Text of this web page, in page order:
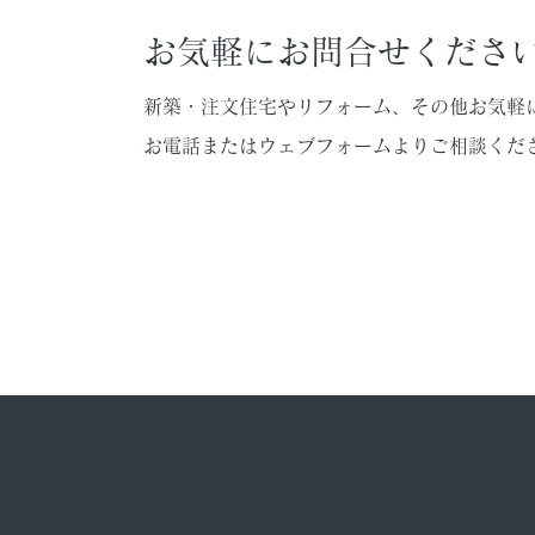
お気軽にお問合せくださ
新築・注文住宅やリフォーム、その他お気軽
お電話またはウェブフォームよりご相談くだ